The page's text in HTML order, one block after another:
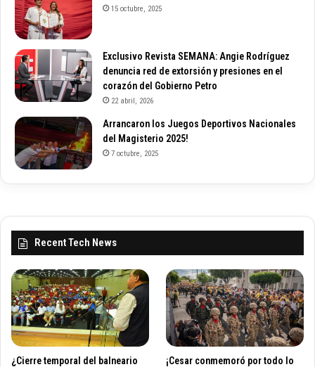
15 octubre, 2025
Exclusivo Revista SEMANA: Angie Rodríguez
denuncia red de extorsión y presiones en el
corazón del Gobierno Petro
22 abril, 2026
Arrancaron los Juegos Deportivos Nacionales
del Magisterio 2025!
7 octubre, 2025
Recent Tech News
¿Cierre temporal del balneario
¡Cesar conmemoró por todo lo